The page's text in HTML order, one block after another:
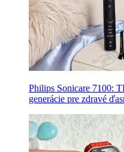
Philips Sonicare 7100:
generácie pre zdravé